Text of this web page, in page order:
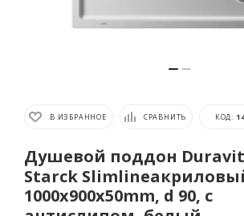
В ИЗБРАННОЕ СРАВНИТЬ КОД:
Душевой поддон Duravit
Starck
1000x900х50mm, d 90, с